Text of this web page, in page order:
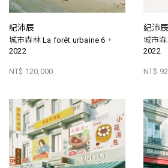
紀沛辰
城市森林 La forêt urbaine 6，
2022
NT$ 120,000
紀沛辰
城市
2022
NT$